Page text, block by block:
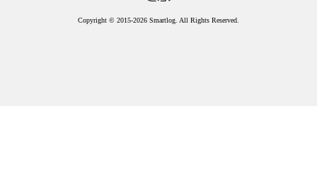
Copyright © 2015-2026 Smartlog. All Rights Reserved.